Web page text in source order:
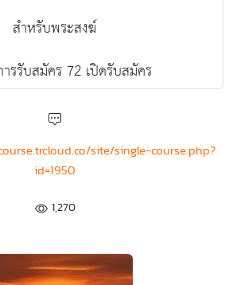
สำหรับพระสงฆ์
รรับสมัคร 72 เปิดรับสมัคร
site/single-course.php?
id=1950
1,270